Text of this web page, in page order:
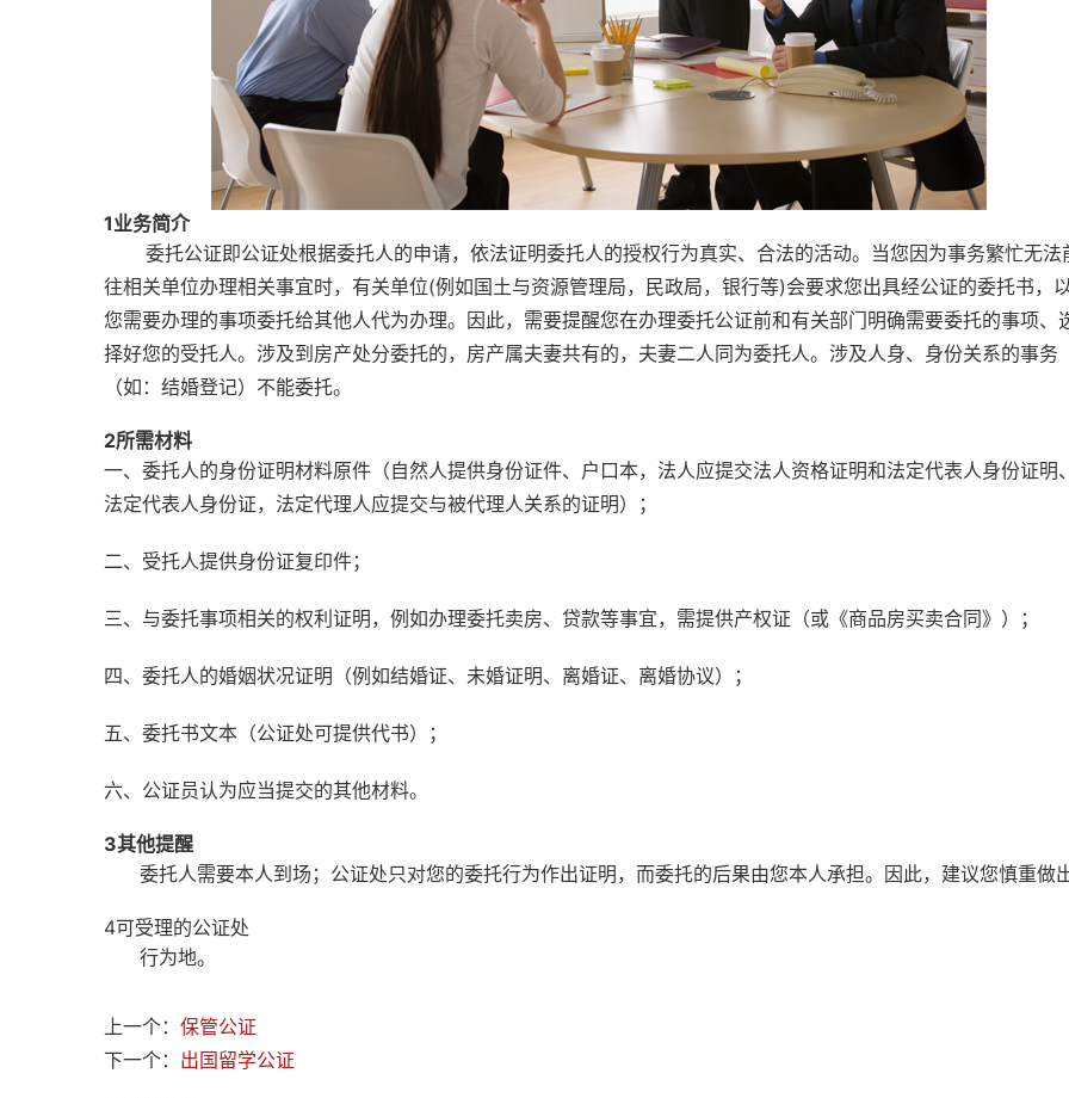
1业务简介
委托公证即公证处根据委托人的申请，依法证明委托人的授权行为真实、合法的活动。当您因为事务繁忙无法
往相关单位办理相关事宜时，有关单位(例如国土与资源管理局，民政局，银行等)会要求您出具经公证的委托书，
您需要办理的事项委托给其他人代为办理。因此，需要提醒您在办理委托公证前和有关部门明确需要委托的事项、
择好您的受托人。涉及到房产处分委托的，房产属夫妻共有的，夫妻二人同为委托人。涉及人身、身份关系的事务
（如：结婚登记）不能委托。
2所需材料
一、委托人的身份证明材料原件（自然人提供身份证件、户口本，法人应提交法人资格证明和法定代表人身份证明
法定代表人身份证，法定代理人应提交与被代理人关系的证明）；
二、受托人提供身份证复印件；
三、与委托事项相关的权利证明，例如办理委托卖房、贷款等事宜，需提供产权证（或《商品房买卖合同》）；
四、委托人的婚姻状况证明（例如结婚证、未婚证明、离婚证、离婚协议）；
五、委托书文本（公证处可提供代书）；
六、公证员认为应当提交的其他材料。
3其他提醒
委托人需要本人到场；公证处只对您的委托行为作出证明，而委托的后果由您本人承担。因此，建议您慎重做
4可受理的公证处
行为地。
上一个： 保管公证
下一个： 出国留学公证